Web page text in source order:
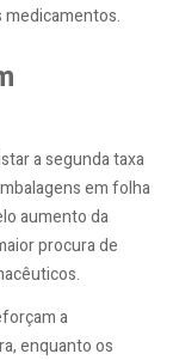
medicamentos.
a segunda taxa
em folha
aumento da
procura de
a
enquanto os